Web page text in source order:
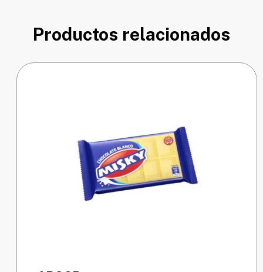
Productos relacionados